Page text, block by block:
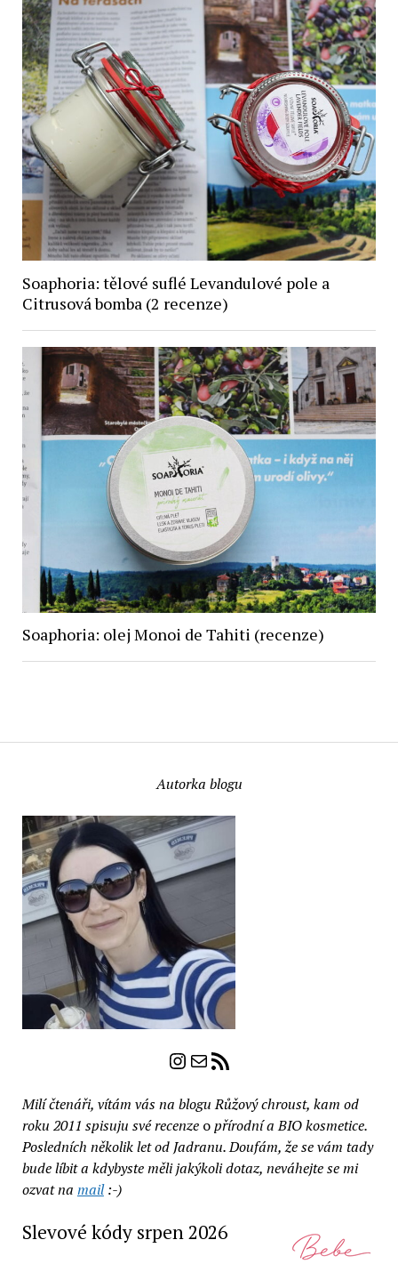
Autorka blogu
Instagram
E-mail
RSS zdroj
Milí čtenáři, vítám vás na blogu Růžový chroust, kam od
roku 2011 spisuju své recenze opřírodní a BIO kosmetice.
Posledních několik let od Jadranu. Doufám, že se vám tady
bude líbit a kdybyste měli jakýkoli dotaz, neváhejte se mi
ozvat na mail:-)
Slevové kódy srpen 2026
Soaphoria: tělové suflé Levandulové pole a
Citrusová bomba (2 recenze)
Soaphoria: olej Monoi de Tahiti (recenze)